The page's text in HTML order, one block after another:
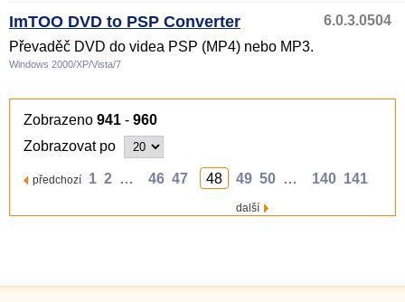
ImTOO DVD to PSP Converter
6.0.3.0504
Převaděč DVD do videa PSP (MP4) nebo MP3.
Windows 2000/XP/Vista/7
Zobrazeno 941 - 960
Zobrazovat po
předchozí 1 2 … 46 47 48 49 50 … 140 141
další